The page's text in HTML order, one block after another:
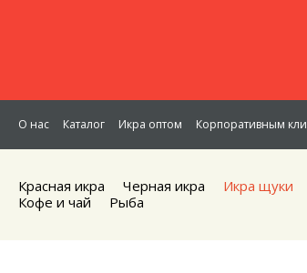
О нас Каталог Икра оптом Корпоративным
Красная икра Черная икра Икра щуки
Кофе и чай
Рыба